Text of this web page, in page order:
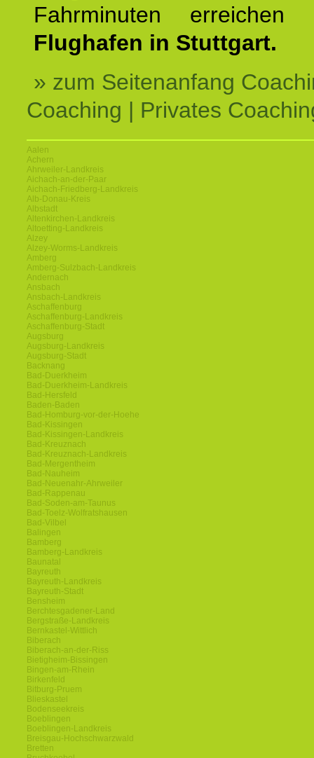
Fahrminuten
Flughafen in Stuttgart.
» zum Seitenanfang
Coaching | Privates
Aalen
Achern
Ahrweiler-Landkreis
Aichach-an-der-Paar
Aichach-Friedberg-Landkreis
Alb-Donau-Kreis
Albstadt
Altenkirchen-Landkreis
Altoetting-Landkreis
Alzey
Alzey-Worms-Landkreis
Amberg
Amberg-Sulzbach-Landkreis
Andernach
Ansbach
Ansbach-Landkreis
Aschaffenburg
Aschaffenburg-Landkreis
Aschaffenburg-Stadt
Augsburg
Augsburg-Landkreis
Augsburg-Stadt
Backnang
Bad-Duerkheim
Bad-Duerkheim-Landkreis
Bad-Hersfeld
Baden-Baden
Bad-Homburg-vor-der-Hoehe
Bad-Kissingen
Bad-Kissingen-Landkreis
Bad-Kreuznach
Bad-Kreuznach-Landkreis
Bad-Mergentheim
Bad-Nauheim
Bad-Neuenahr-Ahrweiler
Bad-Rappenau
Bad-Soden-am-Taunus
Bad-Toelz-Wolfratshausen
Bad-Vilbel
Balingen
Bamberg
Bamberg-Landkreis
Baunatal
Bayreuth
Bayreuth-Landkreis
Bayreuth-Stadt
Bensheim
Berchtesgadener-Land
Bergstraße-Landkreis
Bernkastel-Wittlich
Biberach
Biberach-an-der-Riss
Bietigheim-Bissingen
Bingen-am-Rhein
Birkenfeld
Bitburg-Pruem
Blieskastel
Bodenseekreis
Boeblingen
Boeblingen-Landkreis
Breisgau-Hochschwarzwald
Bretten